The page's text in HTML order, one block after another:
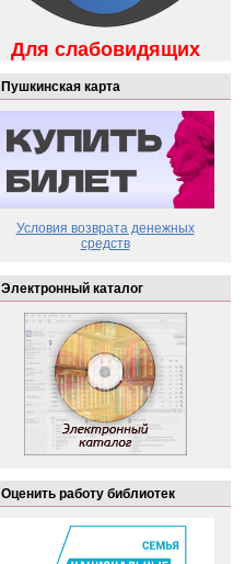
Для слабовидящих
Пушкинская карта
Условия возврата денежных
средств
Электронный каталог
Оценить работу библиотек